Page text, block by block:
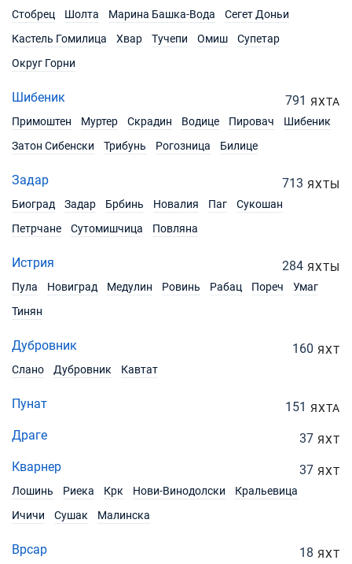
Стобрец
Шолта Марина Башка-Вода
Сегет Доньи
Кастель Гомилица
Хвар Тучепи Омиш
Супетар
Округ Горни
Шибеник 791 ЯХТА
Примоштен
Муртер Скрадин Водице Пировач
Шибеник
Затон Сибенски
Трибунь Рогозница Билице
Задар 713 ЯХТЫ
Биоград
Задар Брбинь Новалия Паг
Сукошан
Петрчане
Сутомишчица Повляна
Истрия 284 ЯХТЫ
Пула
Новиград Медулин Ровинь Рабац Пореч
Умаг
Тинян
Дубровник 160 ЯХТ
Слано
Дубровник Кавтат
Пунат 151 ЯХТА
Драге 37 ЯХТ
Кварнер 37 ЯХТ
Лошинь
Риека Крк Нови-Винодолски
Кральевица
Ичичи
Сушак Малинска
Врсар 18 ЯХТ